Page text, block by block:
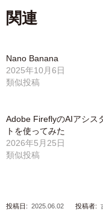
関連
Nano Banana
2025年10月6日
類似投稿
Adobe FireflyのAIアシス
トを使ってみた
2026年5月25日
類似投稿
投稿日: 2025.06.02 投稿者: